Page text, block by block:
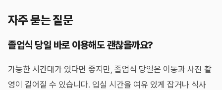
자주 묻는 질문
졸업식 당일 바로 이용해도 괜찮을까요?
가능한 시간대가 있다면 좋지만, 졸업식 당일은 이동과 사진 촬
영이 길어질 수 있습니다. 입실 시간을 여유 있게 잡거나 식사